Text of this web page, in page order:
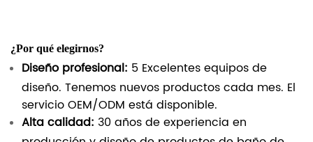
¿Por qué elegirnos?
Diseño profesional: 5 Excelentes equipos de
diseño. Tenemos nuevos productos cada mes. El
servicio OEM/ODM está disponible.
Alta calidad: 30 años de experiencia en